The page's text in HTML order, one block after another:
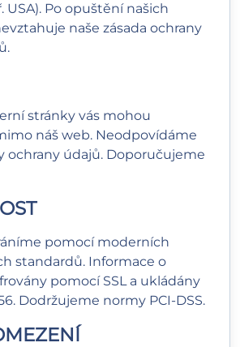
USA). Po opuštění našich
naše zásada ochrany
stránky vás mohou
náš web. Neodpovídáme
ochrany údajů. Doporučujeme
pomocí moderních
standardů. Informace o
pomocí SSL a ukládány
Dodržujeme normy PCI-DSS.